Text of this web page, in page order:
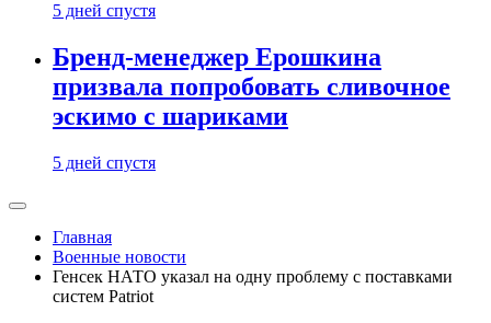
5 дней спустя
Бренд-менеджер Ерошкина
призвала попробовать сливочное
эскимо с шариками
5 дней спустя
Главная
Военные новости
Генсек НАТО указал на одну проблему с поставками
систем Patriot